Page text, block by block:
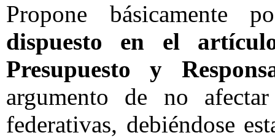
Propone básicamente
dispuesto en el
Presupuesto y
argumento de no
federativas, debiéndose